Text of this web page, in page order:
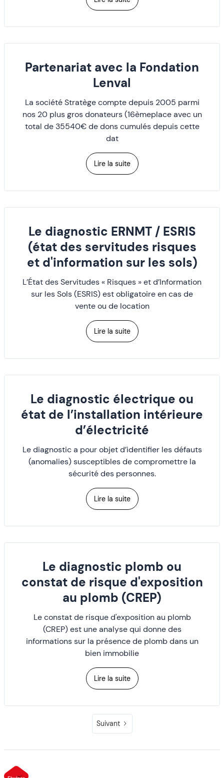
Partenariat avec la Fondation
Lenval
La société Stratège compte depuis 2005 parmi
nos 20 plus gros donateurs (16èmeplace avec un
total de 35540€ de dons cumulés depuis cette
dat
Lire la suite
Le diagnostic ERNMT / ESRIS
(état des servitudes risques
et d'information sur les sols)
L’État des Servitudes « Risques » et d’Information
sur les Sols (ESRIS) est obligatoire en cas de
vente ou de location
Lire la suite
Le diagnostic électrique ou
état de l’installation intérieure
d’électricité
Le diagnostic a pour objet d’identifier les défauts
(anomalies) susceptibles de compromettre la
sécurité des personnes.
Lire la suite
Le diagnostic plomb ou
constat de risque d'exposition
au plomb (CREP)
Le constat de risque d'exposition au plomb
(CREP) est une analyse qui donne des
informations sur la présence de plomb dans un
bien immobilie
Lire la suite
Suivant